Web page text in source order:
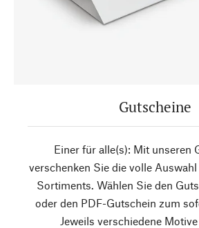
Gutscheine
Einer für alle(s): Mit unseren
verschenken Sie die volle
Sortiments. Wählen Sie den
oder den PDF-Gutschein zum
Jeweils verschiedene